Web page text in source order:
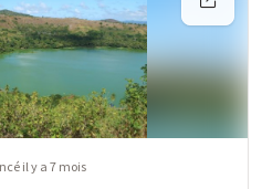
il y a 7 mois